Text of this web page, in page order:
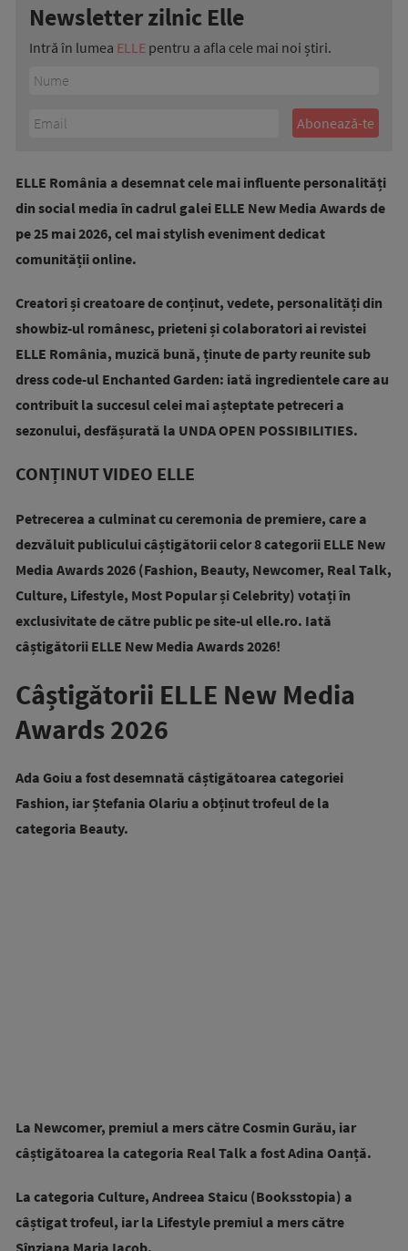
Newsletter zilnic Elle
Intră în lumea ELLE pentru a afla cele mai noi știri.
ELLE România a desemnat cele mai influente personalități
din social media în cadrul galei ELLE New Media Awards de
pe 25 mai 2026, cel mai stylish eveniment dedicat
comunității online.
Creatori și creatoare de conținut, vedete, personalități din
showbiz-ul românesc, prieteni și colaboratori ai revistei
ELLE România, muzică bună, ținute de party reunite sub
dress code-ul Enchanted Garden: iată ingredientele care au
contribuit la succesul celei mai așteptate petreceri a
sezonului, desfășurată la UNDA OPEN POSSIBILITIES.
CONȚINUT VIDEO ELLE
Petrecerea a culminat cu ceremonia de premiere, care a
dezvăluit publicului câștigătorii celor 8 categorii ELLE New
Media Awards 2026 (Fashion, Beauty, Newcomer, Real Talk,
Culture, Lifestyle, Most Popular și Celebrity) votați în
exclusivitate de către public pe site-ul elle.ro. Iată
câștigătorii ELLE New Media Awards 2026!
Câștigătorii ELLE New Media
Awards 2026
Ada Goiu a fost desemnată câștigătoarea categoriei
Fashion, iar Ștefania Olariu a obținut trofeul de la
categoria Beauty.
La Newcomer, premiul a mers către Cosmin Gurău, iar
câștigătoarea la categoria Real Talk a fost Adina Oanță.
La categoria Culture, Andreea Staicu (Booksstopia) a
câștigat trofeul, iar la Lifestyle premiul a mers către
Sînziana Maria Iacob.